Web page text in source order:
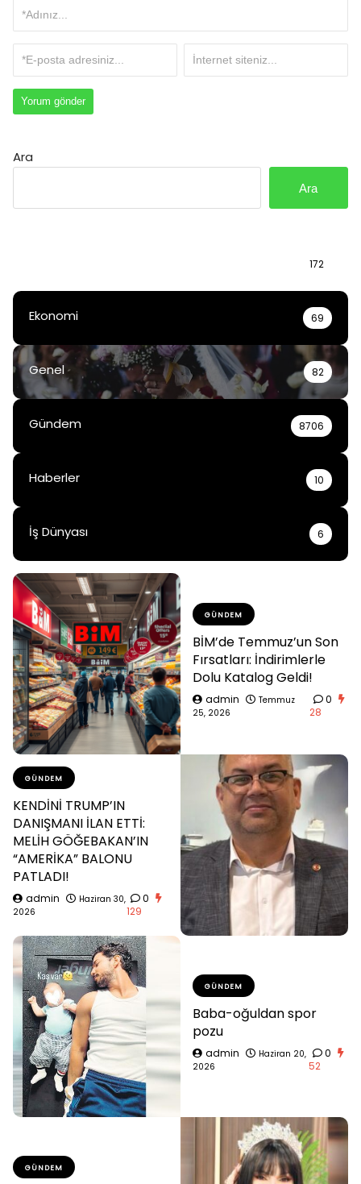
Ara
Ara
172
Ekonomi 69
Genel 82
Gündem 8706
Haberler 10
İş Dünyası 6
GÜNDEM
BİM’de Temmuz’un Son
Fırsatları: İndirimlerle
Dolu Katalog Geldi!
admin
Temmuz
25, 2026
0
28
GÜNDEM
KENDİNİ TRUMP’IN
DANIŞMANI İLAN ETTİ:
MELİH GÖĞEBAKAN’IN
“AMERİKA” BALONU
PATLADI!
admin
Haziran 30,
2026
0
129
GÜNDEM
Baba-oğuldan spor
pozu
admin
Haziran 20,
2026
0
52
GÜNDEM